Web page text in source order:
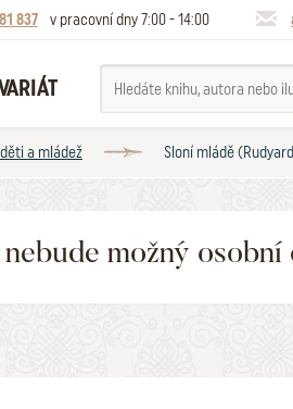
837 v pracovní dny 7:00 - 14:00
a mládež Sloní mládě
možný